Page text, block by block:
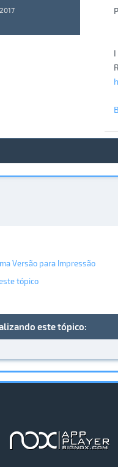
Versão para Impressão
tópico
este tópico: